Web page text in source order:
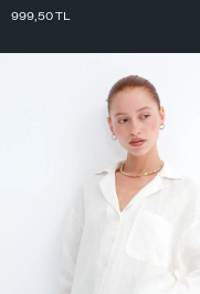
999,50TL